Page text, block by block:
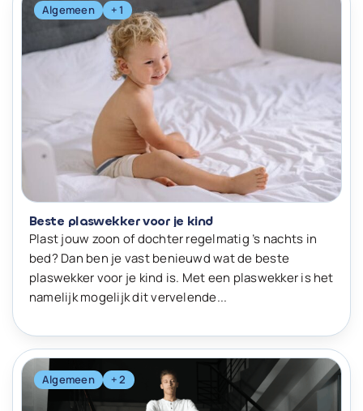
Algemeen + 1
Beste plaswekker voor je kind
Plast jouw zoon of dochter regelmatig ’s nachts in
bed? Dan ben je vast benieuwd wat de beste
plaswekker voor je kind is. Met een plaswekker is het
namelijk mogelijk dit vervelende...
Algemeen + 2